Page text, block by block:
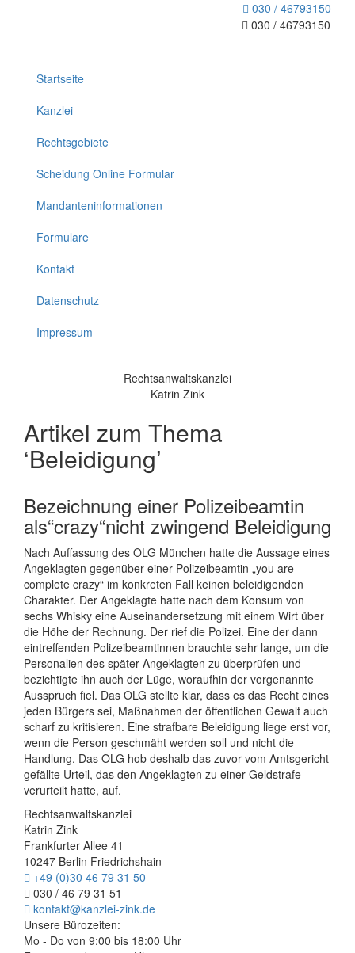
030 / 46793150
030 / 46793150
Startseite
Kanzlei
Rechtsgebiete
Scheidung Online Formular
Mandanteninformationen
Formulare
Kontakt
Datenschutz
Impressum
Rechtsanwaltskanzlei
Katrin Zink
Artikel zum Thema
‘Beleidigung’
Bezeichnung einer Polizeibeamtin
als“crazy“nicht zwingend Beleidigung
Nach Auffassung des OLG München hatte die Aussage eines
Angeklagten gegenüber einer Polizeibeamtin „you are
complete crazy“ im konkreten Fall keinen beleidigenden
Charakter. Der Angeklagte hatte nach dem Konsum von
sechs Whisky eine Auseinandersetzung mit einem Wirt über
die Höhe der Rechnung. Der rief die Polizei. Eine der dann
eintreffenden Polizeibeamtinnen brauchte sehr lange, um die
Personalien des später Angeklagten zu überprüfen und
bezichtigte ihn auch der Lüge, woraufhin der vorgenannte
Ausspruch fiel. Das OLG stellte klar, dass es das Recht eines
jeden Bürgers sei, Maßnahmen der öffentlichen Gewalt auch
scharf zu kritisieren. Eine strafbare Beleidigung liege erst vor,
wenn die Person geschmäht werden soll und nicht die
Handlung. Das OLG hob deshalb das zuvor vom Amtsgericht
gefällte Urteil, das den Angeklagten zu einer Geldstrafe
verurteilt hatte, auf.
Rechtsanwaltskanzlei
Katrin Zink
Frankfurter Allee 41
10247 Berlin Friedrichshain
+49 (0)30 46 79 31 50
030 / 46 79 31 51
kontakt@kanzlei-zink.de
Unsere Bürozeiten:
Mo - Do von 9:00 bis 18:00 Uhr